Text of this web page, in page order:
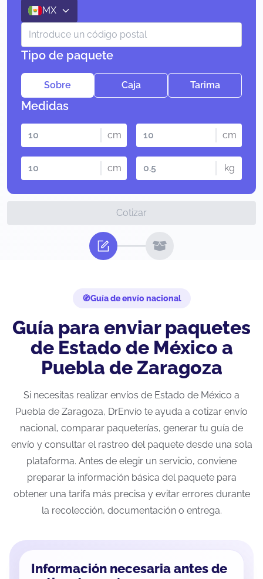
MX
Tipo de paquete
Sobre Caja Tarima
Medidas
cm cm
cm kg
Cotizar
Guía de envío nacional
Guía para enviar paquetes
de Estado de México a
Puebla de Zaragoza
Si necesitas realizar envíos de Estado de México a
Puebla de Zaragoza, DrEnvío te ayuda a cotizar envío
nacional, comparar paqueterías, generar tu guía de
envío y consultar el rastreo del paquete desde una sola
plataforma. Antes de elegir un servicio, conviene
preparar la información básica del paquete para
obtener una tarifa más precisa y evitar errores durante
la recolección, documentación o entrega.
Información necesaria antes de